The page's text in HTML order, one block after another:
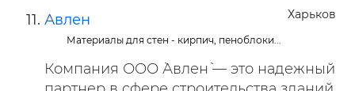
Харьков
Авлен
Материалы для стен - кирпич, пеноблоки...
Компания ООО `Авлен` — это надежный